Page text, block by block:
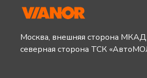
Москва, внешняя сторона
северная сторона ТСК